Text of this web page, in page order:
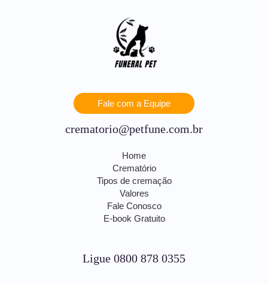
Fale com a Equipe
crematorio@petfune.com.br
Home
Crematório
Tipos de cremação
Valores
Fale Conosco
E-book Gratuito
Ligue 0800 878 0355